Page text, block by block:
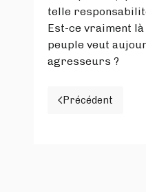
telle
Est-ce vraiment
peuple veut
agresseurs ?
Article
Précédent